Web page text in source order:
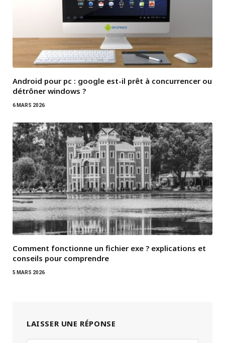
Android pour pc : google est-il prêt à concurrencer ou
détrôner windows ?
6 MARS 2026
Comment fonctionne un fichier exe ? explications et
conseils pour comprendre
5 MARS 2026
LAISSER UNE RÉPONSE